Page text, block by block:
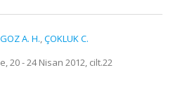
A. H.,ÇOKLUK C.
20 - 24 Nisan 2012, cilt.22